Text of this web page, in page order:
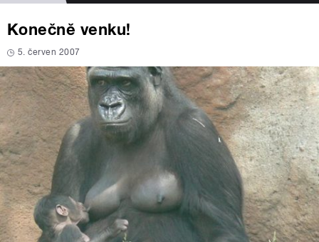
Konečně venku!
5. červen 2007